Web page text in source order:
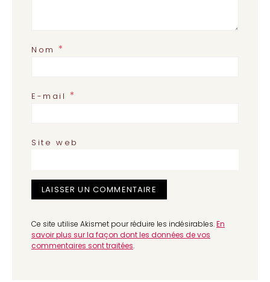
Nom*
E-mail*
Site web
Ce site utilise Akismet pour réduire les indésirables.En
savoir plus sur la façon dont les données de vos
commentaires sont traitées.